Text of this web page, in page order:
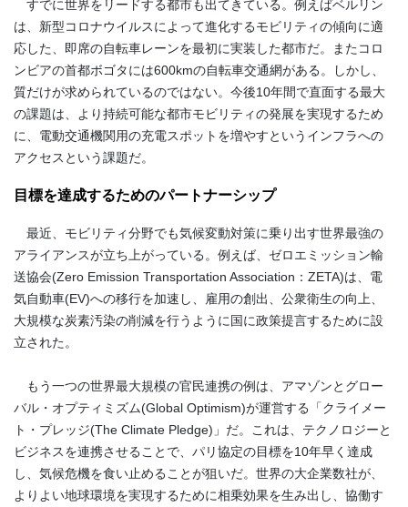
すでに世界をリードする都市も出てきている。例えばベルリン
は、新型コロナウイルスによって進化するモビリティの傾向に適
応した、即席の自転車レーンを最初に実装した都市だ。またコロ
ンビアの首都ボゴタには600kmの自転車交通網がある。しかし、
質だけが求められているのではない。今後10年間で直面する最大
の課題は、より持続可能な都市モビリティの発展を実現するため
に、電動交通機関用の充電スポットを増やすというインフラへの
アクセスという課題だ。
目標を達成するためのパートナーシップ
最近、モビリティ分野でも気候変動対策に乗り出す世界最強の
アライアンスが立ち上がっている。例えば、ゼロエミッション輸
送協会(Zero Emission Transportation Association：ZETA)は、電
気自動車(EV)への移行を加速し、雇用の創出、公衆衛生の向上、
大規模な炭素汚染の削減を行うように国に政策提言するために設
立された。
もう一つの世界最大規模の官民連携の例は、アマゾンとグロー
バル・オプティミズム(Global Optimism)が運営する「クライメー
ト・プレッジ(The Climate Pledge) 」だ。これは、テクノロジーと
ビジネスを連携させることで、パリ協定の目標を10年早く達成
し、気候危機を食い止めることが狙いだ。世界の大企業数社が、
よりよい地球環境を実現するために相乗効果を生み出し、協働す